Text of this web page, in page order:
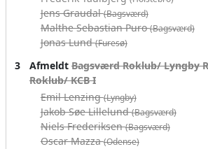
Jens Graudal(Bagsværd)
Malthe Sebastian Puro(Bagsværd)
Jonas Lund(Furesø)
3 AfmeldtBagsværd Roklub/ Lyngby
Roklub/ KCB I
Emil Lenzing(Lyngby)
Jakob Søe Lillelund(Bagsværd)
Niels Frederiksen(Bagsværd)
Oscar Mazza(Odense)